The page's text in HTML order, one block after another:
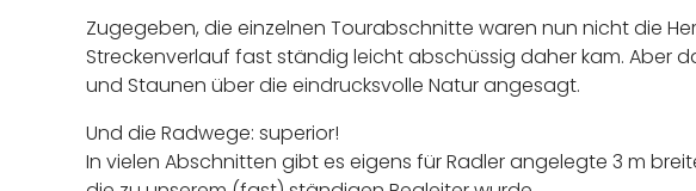
Zugegeben, die einzelnen Tourabschnitte waren nun nicht die
Streckenverlauf fast ständig leicht abschüssig daher kam. Aber
und Staunen über die eindrucksvolle Natur angesagt.
Und die Radwege: superior!
In vielen Abschnitten gibt es eigens für Radler angelegte 3 m